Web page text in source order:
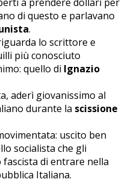
di questo e parlavano
.
lo scrittore e
più conosciuto
quello di Ignazio
aderì giovanissimo al
durante la scissione
uscito ben
socialista che gli
di entrare nella
Italiana.